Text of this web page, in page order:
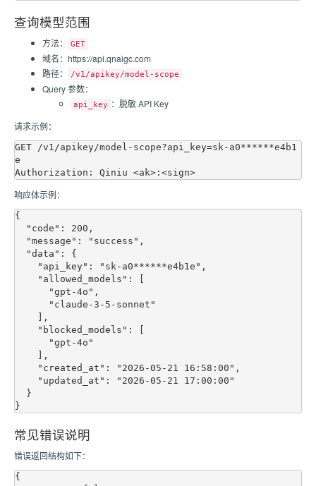
查询模型范围
方法： GET
域名：https://api.qnaigc.com
路径：
/v1/apikey/model-scope
Query 参数：
api_key ：脱敏 API Key
请求示例：
GET /v1/apikey/model-scope?api_key=sk-a0******e4b1
e
响应体示例：
{
常见错误说明
错误返回结构如下：
{